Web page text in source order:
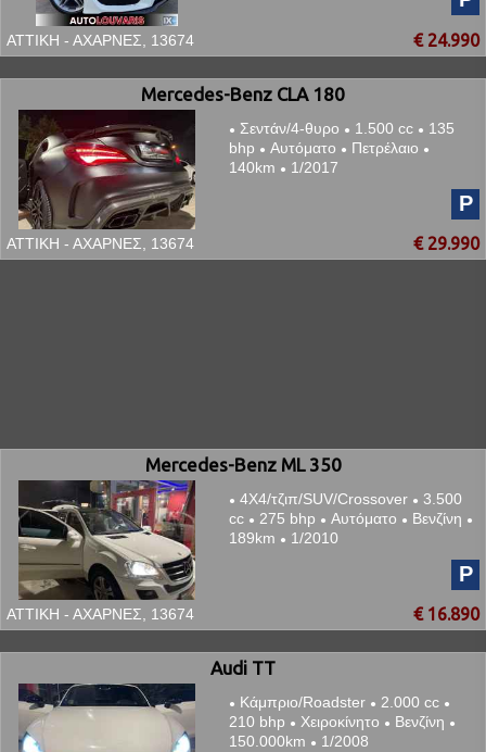
ΑΤΤΙΚΗ - ΑΧΑΡΝΕΣ, 13674 € 24.990
Mercedes-Benz CLA 180
● Σεντάν/4-θυρο ● 1.500 cc ● 135
bhp ● Αυτόματο ● Πετρέλαιο ●
140km ● 1/2017
P
ΑΤΤΙΚΗ - ΑΧΑΡΝΕΣ, 13674 € 29.990
Mercedes-Benz ML 350
● 4Χ4/τζιπ/SUV/Crossover ● 3.500
cc ● 275 bhp ● Αυτόματο ● Βενζίνη ●
189km ● 1/2010
P
ΑΤΤΙΚΗ - ΑΧΑΡΝΕΣ, 13674 € 16.890
Audi TT
● Κάμπριο/Roadster ● 2.000 cc ●
210 bhp ● Χειροκίνητο ● Βενζίνη ●
150.000km ● 1/2008